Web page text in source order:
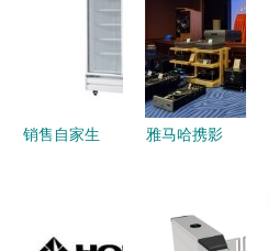
销售自家生
用或商用都
雅马哈携影
高级视听